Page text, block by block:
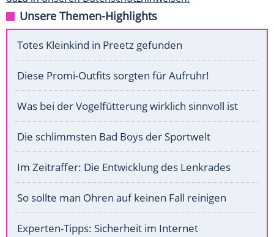
Unsere Themen-Highlights
Totes Kleinkind in Preetz gefunden
Diese Promi-Outfits sorgten für Aufruhr!
Was bei der Vogelfütterung wirklich sinnvoll ist
Die schlimmsten Bad Boys der Sportwelt
Im Zeitraffer: Die Entwicklung des Lenkrades
So sollte man Ohren auf keinen Fall reinigen
Experten-Tipps: Sicherheit im Internet